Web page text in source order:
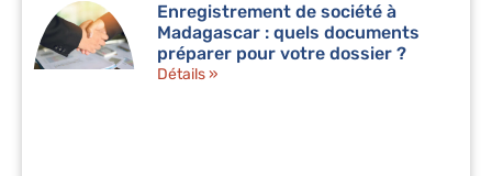
Enregistrement de société à
Madagascar : quels documents
préparer pour votre dossier ?
Détails »